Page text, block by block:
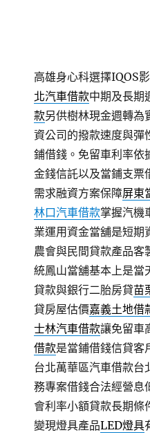
高雄身心科選擇IQOS
北汽車借款中期及長期
款另供樹林現金週轉為
資公司的撥款速度與彈
鋪借錢。免留車利率依
金錢信託以及當鋪支票
需求融資方案保障屏東
林口汽車借款掌握汽機
業運用資金當舖是短期
農會與民間貸款產品客
統鳳山當舖基本上是當
貸款與銀行二胎房貸苗
貸房屋估價嘉義土地借
士林汽車借款讓免留車
借款是當鋪借錢信貸客
台北萬華區汽車借款台
務專案借錢合法經營息
會利率小額貸款長期條
變現燈具產品LED燈具